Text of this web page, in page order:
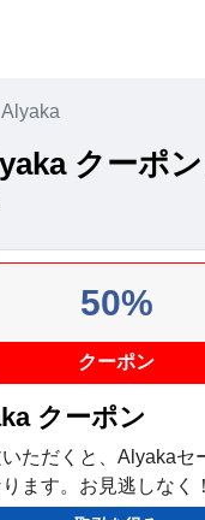
Alyaka
クーポ
50%
クーポン
クーポン
ただくと、Alyakaセ
ます。お見逃しなく！